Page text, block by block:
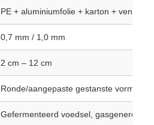
PE + aluminiumfolie + karton +
0,7 mm / 1,0 mm
2 cm – 12 cm
Ronde/aangepaste gestanste vorm
Gefermenteerd voedsel,